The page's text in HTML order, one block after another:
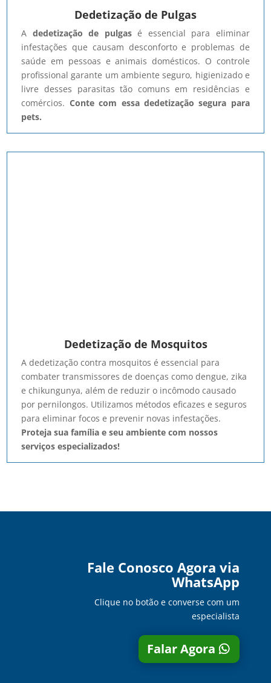
Dedetização de Pulgas
A dedetização de pulgasé essencial para eliminar
infestações que causam desconforto e problemas de
saúde em pessoas e animais domésticos. O controle
profissional garante um ambiente seguro, higienizado e
livre desses parasitas tão comuns em residências e
comércios. Conte com essa dedetização segura para
pets.
Dedetização de Mosquitos
A dedetização contra mosquitos é essencial para
combater transmissores de doenças como dengue, zika
e chikungunya, além de reduzir o incômodo causado
por pernilongos. Utilizamos métodos eficazes e seguros
para eliminar focos e prevenir novas infestações.
Proteja sua família e seu ambiente com nossos
serviços especializados!
Fale Conosco Agora via
WhatsApp
Clique no botão e converse com um
especialista
Falar Agora